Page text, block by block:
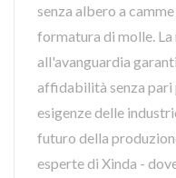
senza albero a
formatura di molle.
all'avanguardia
affidabilità senza pari
esigenze delle
futuro della
esperte di Xinda -